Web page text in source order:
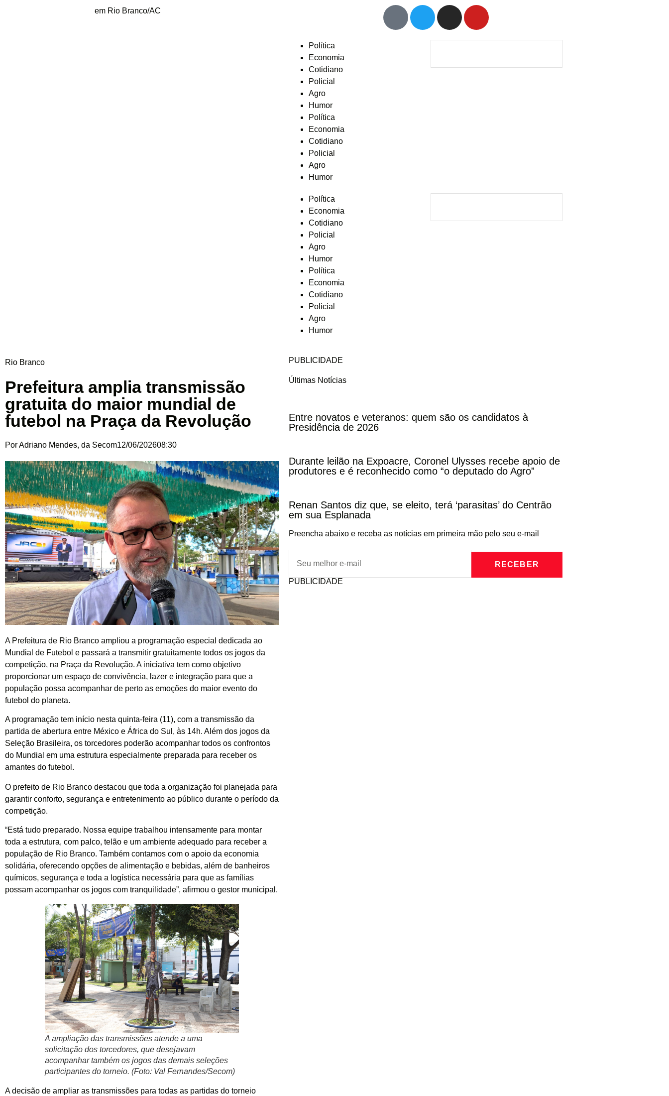
em Rio Branco/AC
Política
Economia
Cotidiano
Policial
Agro
Humor
Política
Economia
Cotidiano
Policial
Agro
Humor
Política
Economia
Cotidiano
Policial
Agro
Humor
Política
Economia
Cotidiano
Policial
Agro
Humor
Rio Branco
Prefeitura amplia transmissão
gratuita do maior mundial de
futebol na Praça da Revolução
PorAdriano Mendes, da Secom12/06/202608:30
A Prefeitura de Rio Branco ampliou a programação especial dedicada ao
Mundial de Futebol e passará a transmitir gratuitamente todos os jogos da
competição, na Praça da Revolução. A iniciativa tem como objetivo
proporcionar um espaço de convivência, lazer e integração para que a
população possa acompanhar de perto as emoções do maior evento do
futebol do planeta.
A programação tem início nesta quinta-feira (11), com a transmissão da
partida de abertura entre México e África do Sul, às 14h. Além dos jogos da
Seleção Brasileira, os torcedores poderão acompanhar todos os confrontos
do Mundial em uma estrutura especialmente preparada para receber os
amantes do futebol.
O prefeito de Rio Branco destacou que toda a organização foi planejada para
garantir conforto, segurança e entretenimento ao público durante o período da
competição.
“Está tudo preparado. Nossa equipe trabalhou intensamente para montar
toda a estrutura, com palco, telão e um ambiente adequado para receber a
população de Rio Branco. Também contamos com o apoio da economia
solidária, oferecendo opções de alimentação e bebidas, além de banheiros
químicos, segurança e toda a logística necessária para que as famílias
possam acompanhar os jogos com tranquilidade”, afirmou o gestor municipal.
A ampliação das transmissões atende a uma
solicitação dos torcedores, que desejavam
acompanhar também os jogos das demais seleções
participantes do torneio. (Foto: Val Fernandes/Secom)
A decisão de ampliar as transmissões para todas as partidas do torneio
PUBLICIDADE
Últimas Notícias
Entre novatos e veteranos: quem são os candidatos à
Presidência de 2026
Durante leilão na Expoacre, Coronel Ulysses recebe apoio de
produtores e é reconhecido como “o deputado do Agro”
Renan Santos diz que, se eleito, terá ‘parasitas’ do Centrão
em sua Esplanada
Preencha abaixo e receba as notícias em primeira mão pelo seu e-mail
RECEBER
PUBLICIDADE